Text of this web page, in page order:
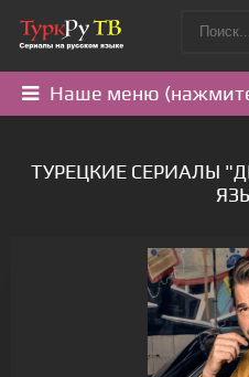
Наше меню
ТУРЕЦКИЕ СЕРИАЛЫ